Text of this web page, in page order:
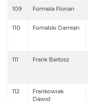
109 Formela Florian
110 Fornalski Damian
111 Frank Bartosz
112
Frankowiak
Dawid